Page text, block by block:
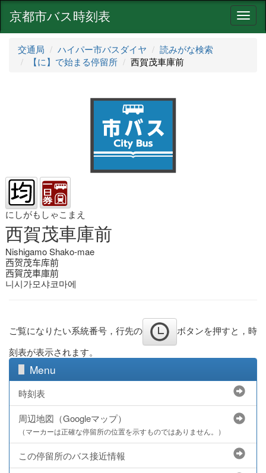
ナ
ビ
京都市バス時刻表
交通局 ハイパー市バスダイヤ
読みがな検索
【に】で始まる停留所
西賀茂車庫前
にしがもしゃこまえ
西賀茂車庫前
Nishigamo Shako-mae
西贺茂车库前
西賀茂車庫前
니시가모샤코마에
ご覧になりたい系統番号，行先の
ボタンを押すと，時
刻表が表示されます。
Menu
時刻表
周辺地図（Googleマップ）
（マーカーは正確な停留所の位置を示すものではありません。）
この停留所のバス接近情報